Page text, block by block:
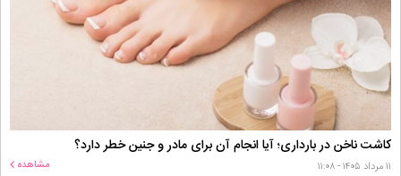
کاشت ناخن در بارداری؛ آیا انجام آن برای مادر و جنین خطر دارد؟
۱۱ مرداد ۱۴۰۵ - ۱۱:۰۸ مشاهده